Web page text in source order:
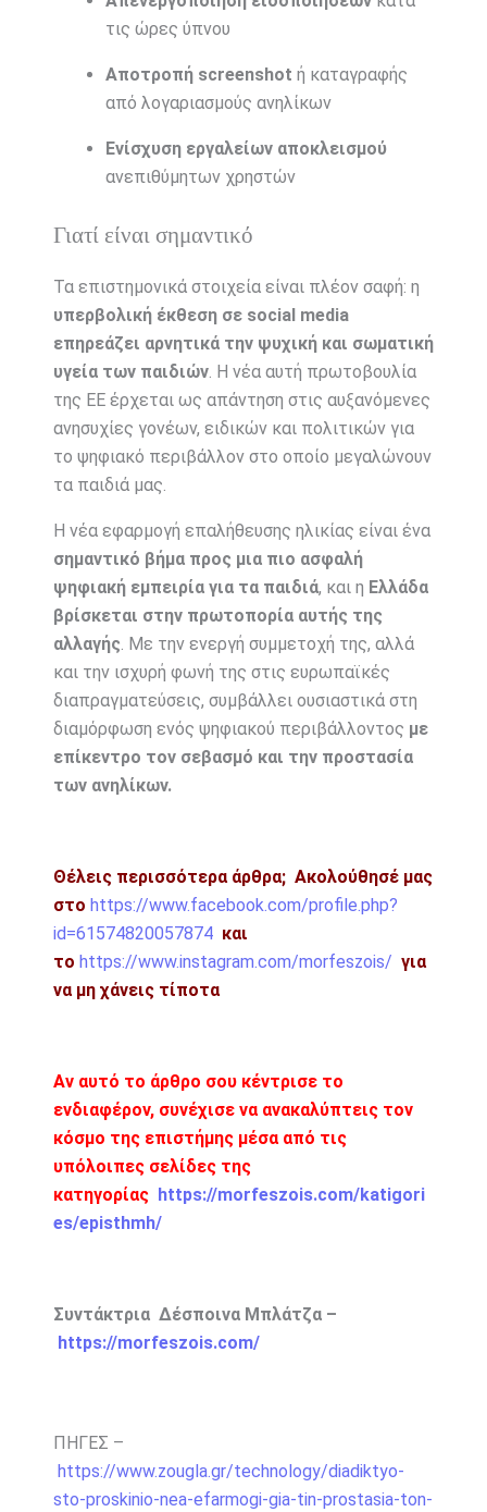
τις ώρες ύπνου
Αποτροπή screenshot ή καταγραφής
από λογαριασμούς ανηλίκων
Ενίσχυση εργαλείων αποκλεισμού
ανεπιθύμητων χρηστών
Γιατί είναι σημαντικό
Τα επιστημονικά στοιχεία είναι πλέον σαφή: η
υπερβολική έκθεση σε social media
επηρεάζει αρνητικά την ψυχική και σωματική
υγεία των παιδιών. Η νέα αυτή πρωτοβουλία
της ΕΕ έρχεται ως απάντηση στις αυξανόμενες
ανησυχίες γονέων, ειδικών και πολιτικών για
το ψηφιακό περιβάλλον στο οποίο μεγαλώνουν
τα παιδιά μας.
Η νέα εφαρμογή επαλήθευσης ηλικίας είναι ένα
σημαντικό βήμα προς μια πιο ασφαλή
ψηφιακή εμπειρία για τα παιδιά, και η Ελλάδα
βρίσκεται στην πρωτοπορία αυτής της
αλλαγής. Με την ενεργή συμμετοχή της, αλλά
και την ισχυρή φωνή της στις ευρωπαϊκές
διαπραγματεύσεις, συμβάλλει ουσιαστικά στη
διαμόρφωση ενός ψηφιακού περιβάλλοντος με
επίκεντρο τον σεβασμό και την προστασία
των ανηλίκων.
Θέλεις περισσότερα άρθρα; Ακολούθησέ μας
στο https://www.facebook.com/profile.php?
id=61574820057874 και
το https://www.instagram.com/morfeszois/ για
να μη χάνεις τίποτα
Αν αυτό το άρθρο σου κέντρισε το
ενδιαφέρον, συνέχισε να ανακαλύπτεις τον
κόσμο της επιστήμης μέσα από τις
υπόλοιπες σελίδες της
κατηγορίας https://morfeszois.com/katigori
es/episthmh/
Συντάκτρια Δέσποινα Μπλάτζα –
https://morfeszois.com/
ΠΗΓΕΣ –
https://www.zougla.gr/technology/diadiktyo-
sto-proskinio-nea-efarmogi-gia-tin-prostasia-ton-